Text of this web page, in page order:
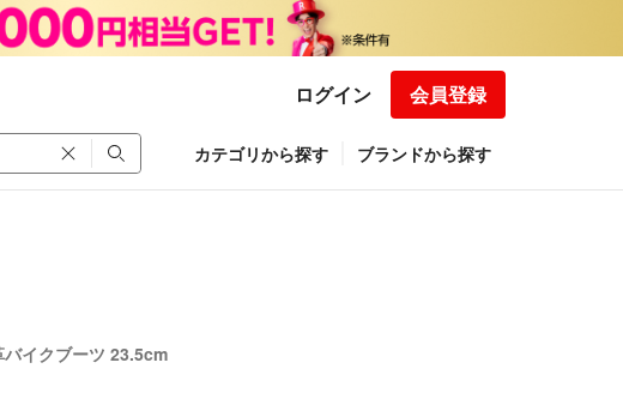
ログイン 会員登録
カテゴリから探す ブランドから探す
イクブーツ 23.5cm